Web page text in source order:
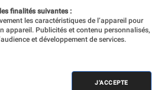
finalités suivantes :
les caractéristiques de l’appareil pour
appareil. Publicités et contenu personnalisés,
et développement de services.
J'ACCEPTE